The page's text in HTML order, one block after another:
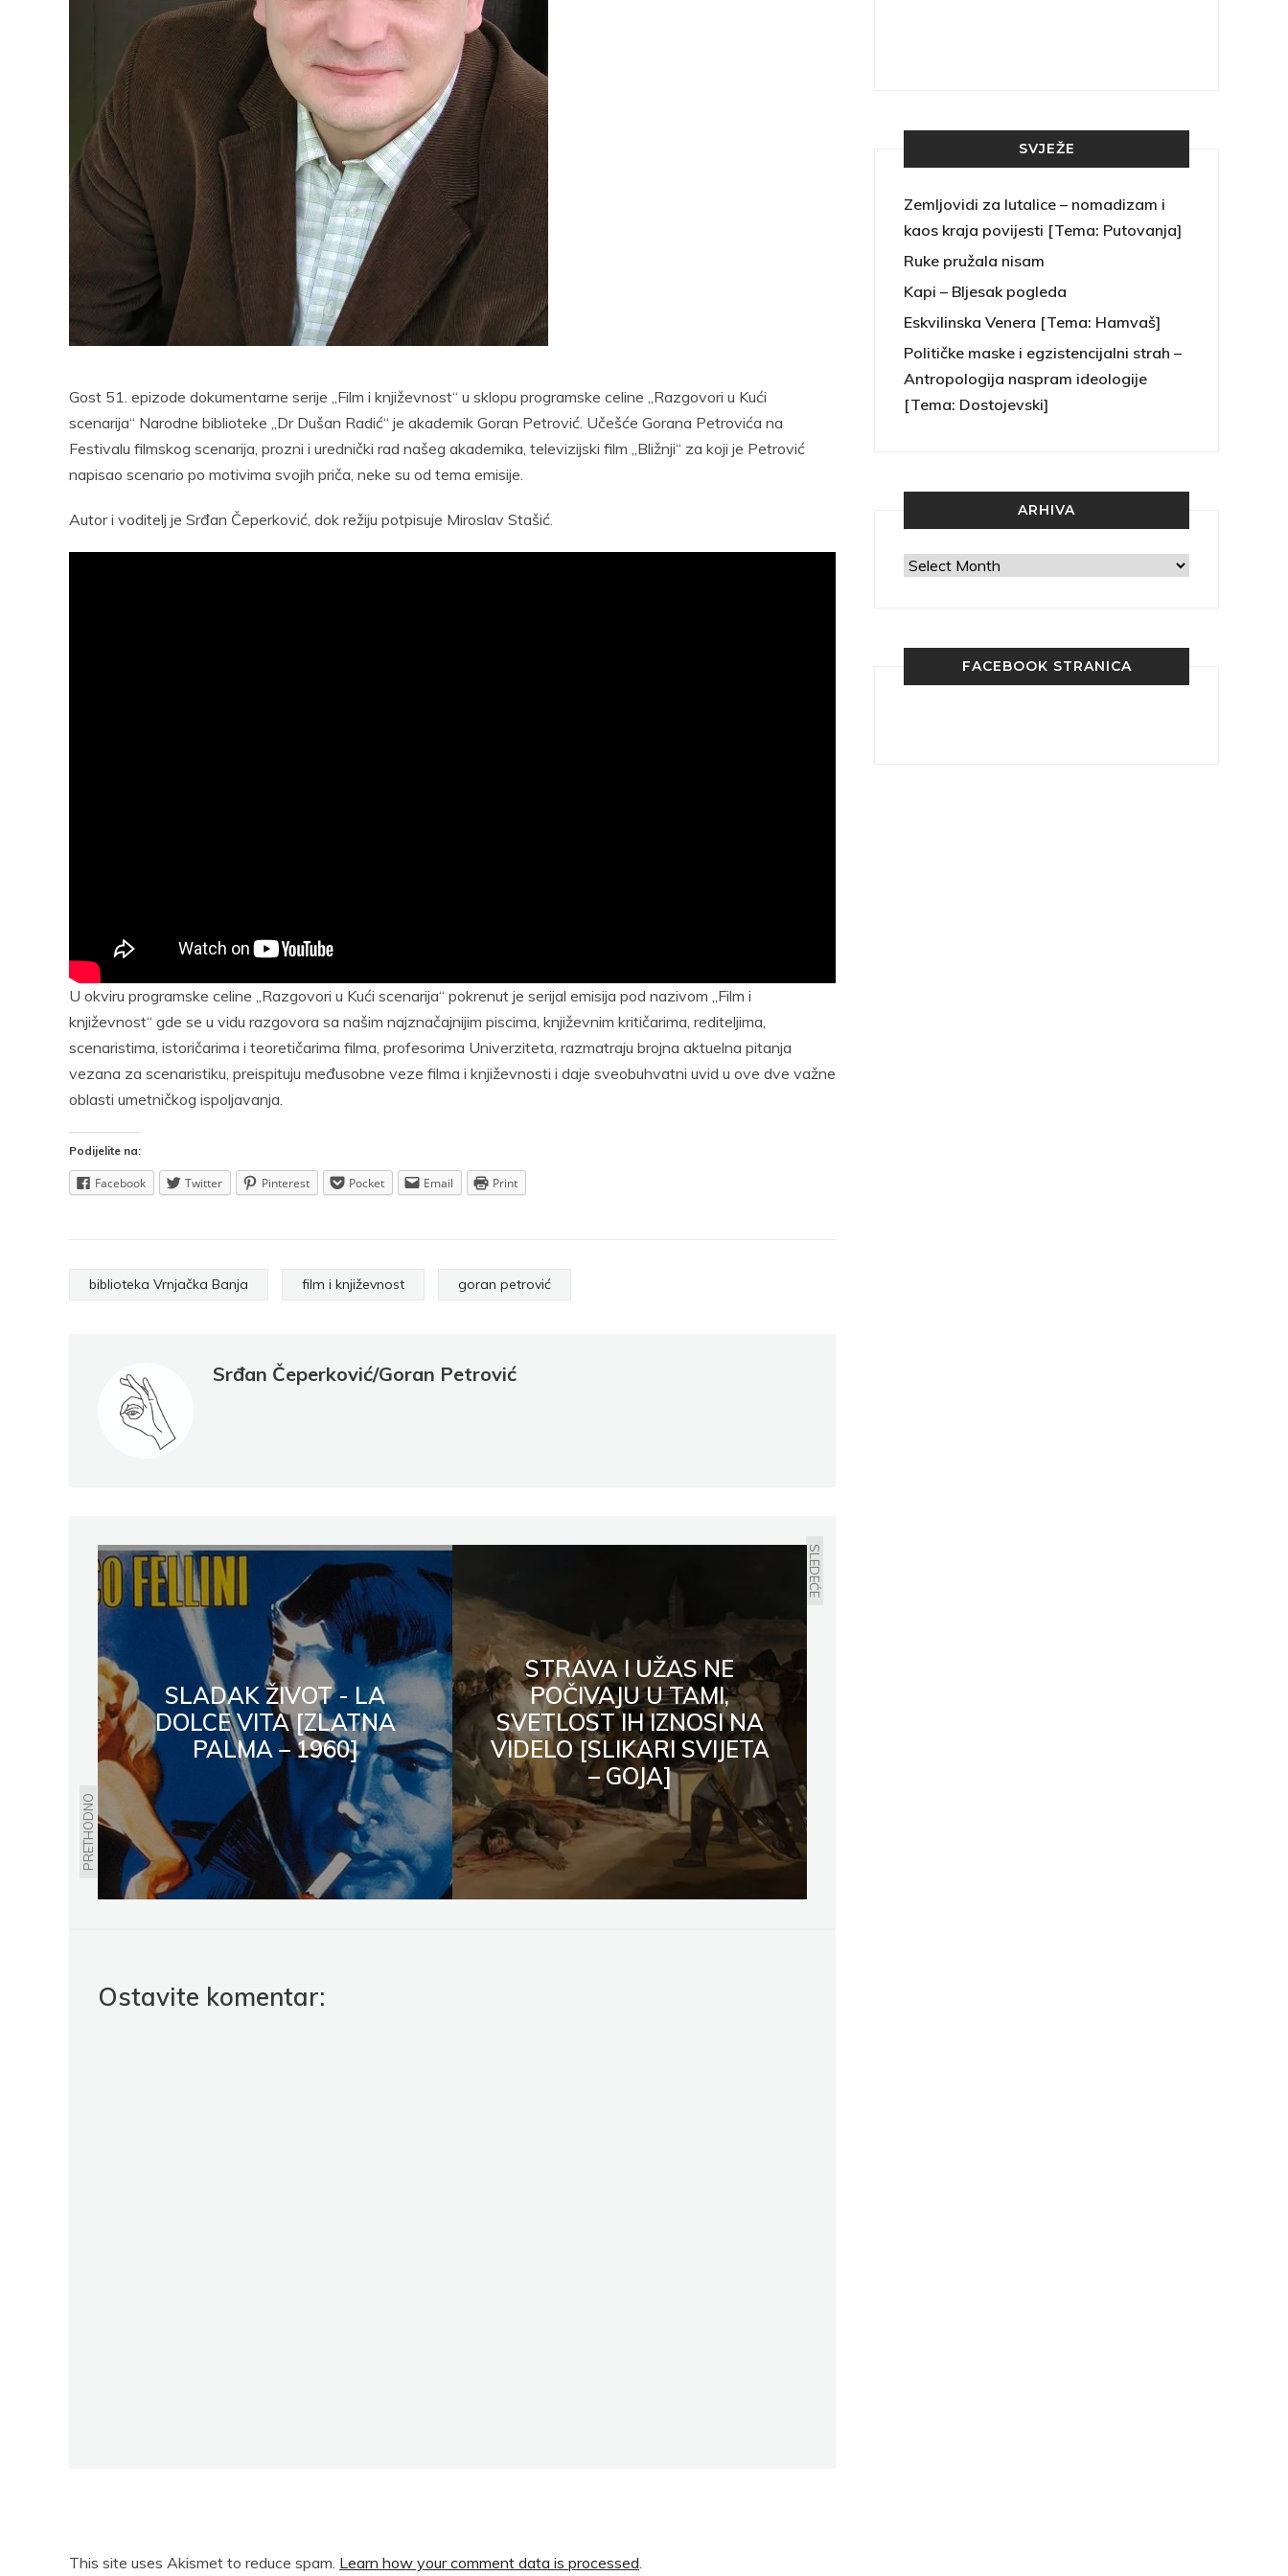
Gost 51. epizode dokumentarne serije „Film i književnost“ u sklopu programske celine „Razgovori u Kući
scenarija“ Narodne biblioteke „Dr Dušan Radić“ je akademik Goran Petrović. Učešće Gorana Petrovića na
Festivalu filmskog scenarija, prozni i urednički rad našeg akademika, televizijski film „Bližnji“ za koji je Petrović
napisao scenario po motivima svojih priča, neke su od tema emisije.
Autor i voditelj je Srđan Čeperković, dok režiju potpisuje Miroslav Stašić.
U okviru programske celine „Razgovori u Kući scenarija“ pokrenut je serijal emisija pod nazivom „Film i
književnost“ gde se u vidu razgovora sa našim najznačajnijim piscima, književnim kritičarima, rediteljima,
scenaristima, istoričarima i teoretičarima filma, profesorima Univerziteta, razmatraju brojna aktuelna pitanja
vezana za scenaristiku, preispituju međusobne veze filma i književnosti i daje sveobuhvatni uvid u ove dve važne
oblasti umetničkog ispoljavanja.
Podijelite na:
Facebook Twitter Pinterest Pocket Email Print
biblioteka Vrnjačka Banja film i književnost goran petrović
Srđan Čeperković/Goran Petrović
PRETHODNO
SLADAK ŽIVOT - LA
DOLCE VITA [ZLATNA
PALMA – 1960]
SLEDEĆE
STRAVA I UŽAS NE
POČIVAJU U TAMI,
SVETLOST IH IZNOSI NA
VIDELO [SLIKARI SVIJETA
– GOJA]
Ostavite komentar:
This site uses Akismet to reduce spam. Learn how your comment data is processed.
Email Print Facebook Twitter
Pocket
Email
SVJEŽE
Zemljovidi za lutalice – nomadizam i
kaos kraja povijesti [Tema: Putovanja]
Ruke pružala nisam
Kapi – Bljesak pogleda
Eskvilinska Venera [Tema: Hamvaš]
Političke maske i egzistencijalni strah –
Antropologija naspram ideologije
[Tema: Dostojevski]
ARHIVA
Arhiva
FACEBOOK STRANICA